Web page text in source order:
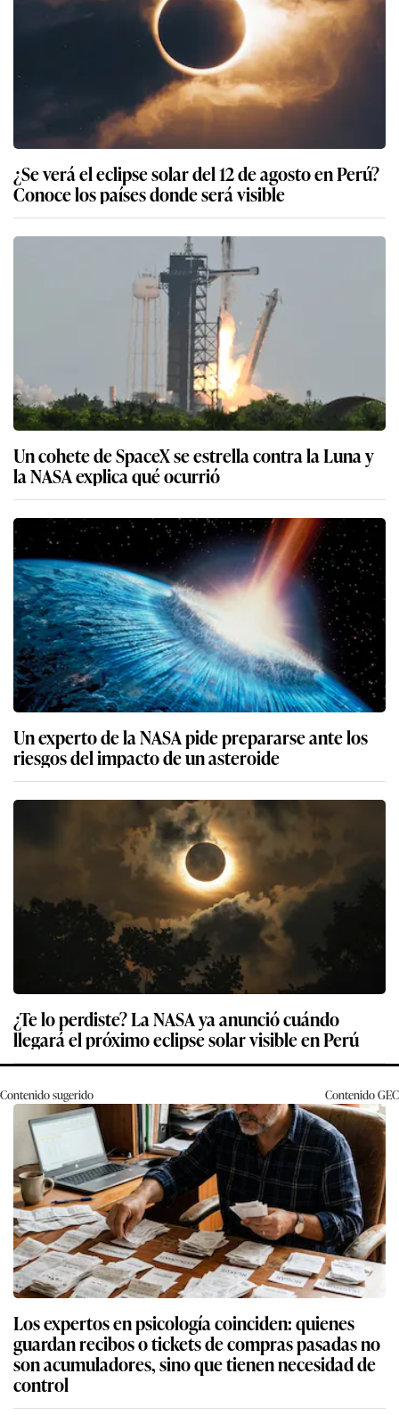
¿Se verá el eclipse solar del 12 de agosto en Perú?
Conoce los países donde será visible
Un cohete de SpaceX se estrella contra la Luna y
la NASA explica qué ocurrió
Un experto de la NASA pide prepararse ante los
riesgos del impacto de un asteroide
¿Te lo perdiste? La NASA ya anunció cuándo
llegará el próximo eclipse solar visible en Perú
Contenido sugerido ContenidoGEC
Los expertos en psicología coinciden: quienes
guardan recibos o tickets de compras pasadas no
son acumuladores, sino que tienen necesidad de
control